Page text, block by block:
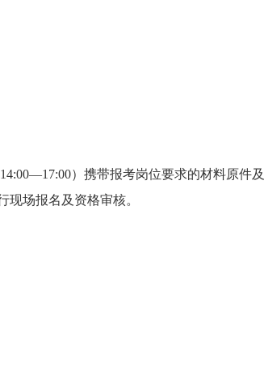
）携带报考岗位要求的材料原件
现场报名及资格审核。